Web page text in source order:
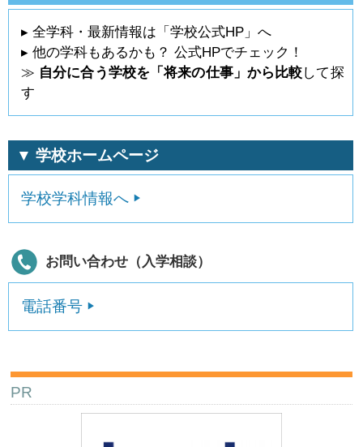
▸ 全学科・最新情報は「学校公式HP」へ
▸ 他の学科もあるかも？ 公式HPでチェック！
≫ 自分に合う学校を「将来の仕事」から比較して探
す
▼ 学校ホームページ
学校学科情報へ
お問い合わせ（入学相談）
電話番号
PR